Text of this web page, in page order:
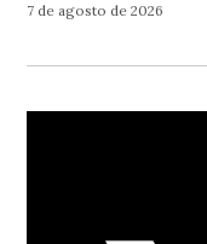
7 de agosto de 2026